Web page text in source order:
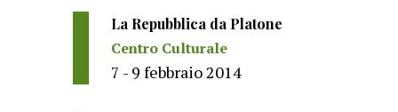
La Repubblica da Platone
Centro Culturale
7 - 9 febbraio 2014